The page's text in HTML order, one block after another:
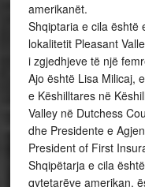
amerikanët.
Shqiptaria e cila është
lokalitetit Pleasant
i zgjedhjeve të një
Ajo është Lisa Milicaj,
e Këshilltares në
Valley në Dutchess
dhe Presidente e
President of First
Shqipëtarja e cila
qytetarëve amerikan,